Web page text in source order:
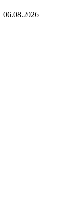
06.08.2026